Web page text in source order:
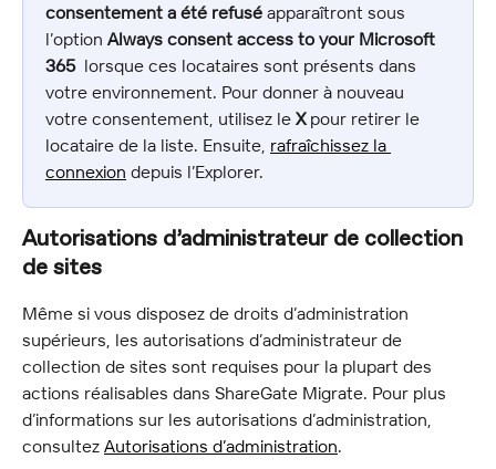
consentement a été refusé apparaîtront sous
l’option Always consent access to your Microsoft
365 lorsque ces locataires sont présents dans
votre environnement. Pour donner à nouveau
votre consentement, utilisez le X pour retirer le
locataire de la liste. Ensuite, rafraîchissez la
connexion depuis l’Explorer.
Autorisations d’administrateur de collection
de sites
Même si vous disposez de droits d’administration
supérieurs, les autorisations d’administrateur de
collection de sites sont requises pour la plupart des
actions réalisables dans ShareGate Migrate. Pour plus
d’informations sur les autorisations d’administration,
consultez Autorisations d’administration.